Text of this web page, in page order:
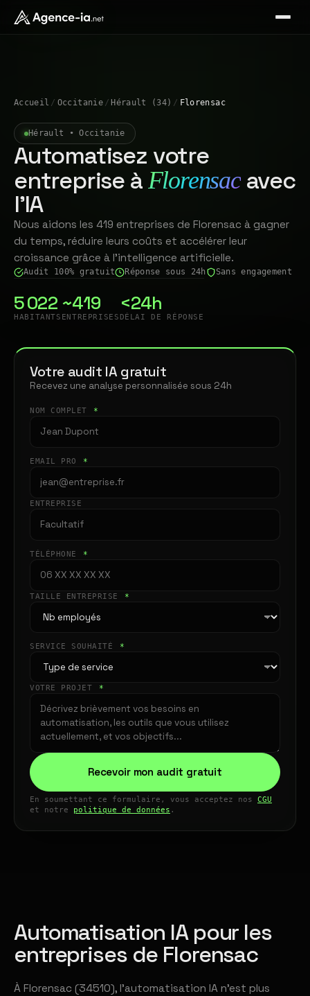
Accueil / Occitanie / Hérault (34) / Florensac
Hérault • Occitanie
Automatisez votre
entreprise à Florensacavec
l'IA
Nous aidons les 419 entreprises de Florensac à gagner
du temps, réduire leurs coûts et accélérer leur
croissance grâce à l'intelligence artificielle.
Audit 100% gratuit Réponse sous 24h Sans engagement
5 022
HABITANTS
~419
ENTREPRISES
<24h
DÉLAI DE RÉPONSE
Votre audit IA gratuit
Recevez une analyse personnalisée sous 24h
NOM COMPLET *
EMAIL PRO *
ENTREPRISE
TÉLÉPHONE *
TAILLE ENTREPRISE *
SERVICE SOUHAITÉ *
VOTRE PROJET *
Recevoir mon audit gratuit
En soumettant ce formulaire, vous acceptez nos CGU
et notre politique de données .
Automatisation IA pour les
entreprises de Florensac
À Florensac (34510), l'automatisation IA n'est plus